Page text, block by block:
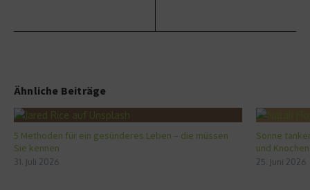
Ähnliche Beiträge
5 Methoden für ein gesünderes Leben – die müssen
Sie kennen
31. Juli 2026
Sonne
und Knochen
25. Juni 2026